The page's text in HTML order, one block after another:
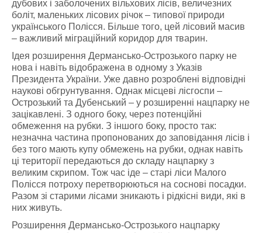
дубових і заболочених вільхових лісів, величезних
боліт, маленьких лісових річок – типової природи
українського Полісся. Більше того, цей лісовий масив
– важливий міграційний коридор для тварин.
Ідея розширення Дермансько-Острозького парку не
нова і навіть відображена в одному з Указів
Президента України. Уже давно розроблені відповідні
наукові обгрунтування. Однак місцеві лісгоспи –
Острозький та Дубенський – у розширенні нацпарку не
зацікавлені. З одного боку, через потенційні
обмеження на рубки. З іншого боку, просто так:
незначна частина пропонованих до заповідання лісів і
без того мають купу обмежень на рубки, однак навіть
ці території передаються до складу нацпарку з
великим скрипом. Тож час іде – старі ліси Малого
Полісся потроху перетворюються на соснові посадки.
Разом зі старими лісами зникають і рідкісні види, які в
них живуть.
Розширення Дермансько-Острозького нацпарку